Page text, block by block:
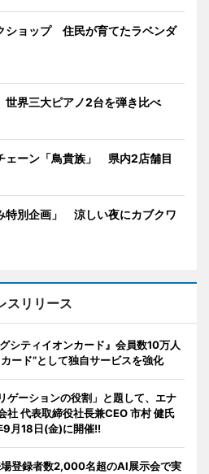
ショップ 住民が育てたラベンダ
界三大ピアノ2台を弾き比べ
ェーン「鳥貴族」 県内2店舗目
特別企画」 涼しい夜にカブクワ
スリリース
シティイオンカード』会員数10万人
ード”として独自サービスを強化
ゲーションの役割」と題して、エナ
社 代表取締役社長兼CEO 市村 健氏
月18日(金)に開催!!
場登録者数2,000名超のAI展示会で実